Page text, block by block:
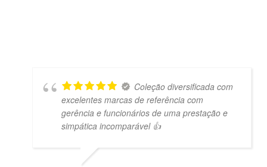
Coleção diversificada com
excelentes marcas de referência com
gerência e funcionários de uma prestação e
simpática incomparável 👍